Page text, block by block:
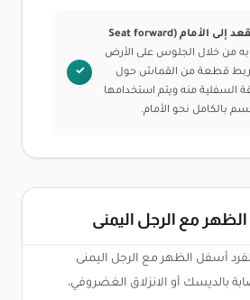
تمرين انحناء المقعد إلى الأمام (Seat forward
به من خلال الجلوس على الأرض
ربط قطعة من القماش حول
السفلية منه ويتم استخدامها
بالكامل نحو الأمام.
مع الرجل اليمنى
أسفل الظهر مع الرجل اليمنى
بالديسك أو الانزلاق الغضروفي،